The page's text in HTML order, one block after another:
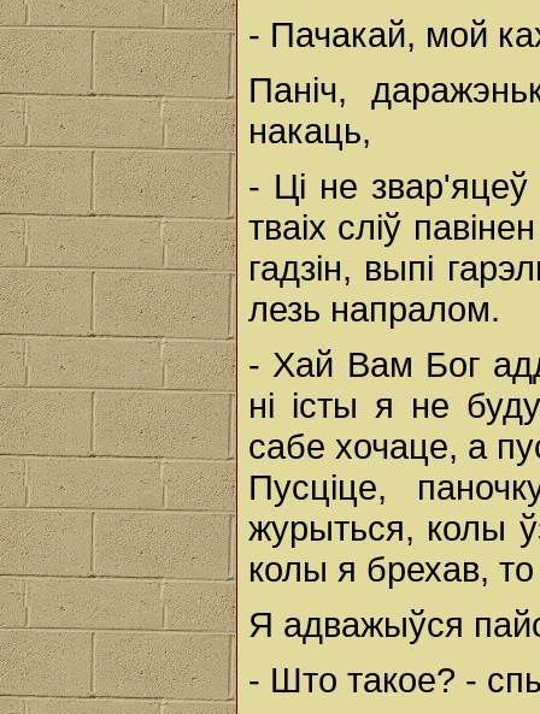
- Пачакай, мой
Паніч,
накаць,
- Цi не звар'яцеў
тваіх сліў
гадзін, выпі
лезь напралом.
- Хай Вам Бог
ні істы я не
сабе хочаце, а
Пусціце,
журыться, колы
колы я брехав,
Я адважыўся
- Што такое? -